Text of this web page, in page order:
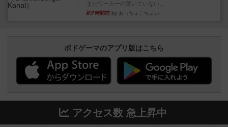
まだワーカーの置いていない...
約7時間前 by おっちょこちょい
ボドゲーマのアプリ版はこちら
アクセス数 急上昇中